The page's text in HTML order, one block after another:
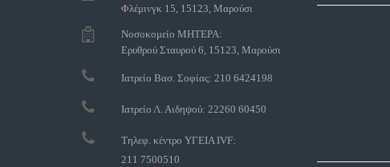
Φλέμινγκ 15, 15123, Μαρούσι
Νοσοκομείο ΜΗΤΕΡΑ:
Ερυθρού Σταυρού 6, 15123, Μαρούσι
Ιατρείο Βασ. Σοφίας: 210 6424198
Ιατρείο Λ. Αιδηψού: 22260 60450
Τηλεφ. κέντρο ΥΓΕΙΑ IVF:
211 7500510